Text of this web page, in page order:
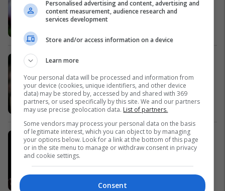
Reese kënaqet me hallakatjen e
Magazina
Brown: Pavarësia e Kosovës është
rrugë e drejtë përpara
Kosovë
Personalised advertising and content, advertising and
content measurement, audience research and
services development
Store and/or access information on a device
Learn more
Your personal data will be processed and information from
your device (cookies, unique identifiers, and other device
data) may be stored by, accessed by and shared with 369
partners, or used specifically by this site. We and our partners
may use precise geolocation data. List of partners.
Some vendors may process your personal data on the basis
of legitimate interest, which you can object to by managing
your options below. Look for a link at the bottom of this page
or in the site menu to manage or withdraw consent in privacy
and cookie settings.
Consent